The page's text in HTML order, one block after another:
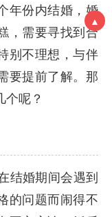
年份内结婚，婚
，需要寻找到合
别不理想，与伴
要提前了解。那
呢？
结婚期间会遇到
的问题而闹得不
▲